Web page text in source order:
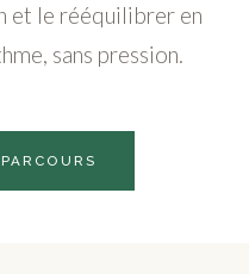
et le rééquilibrer en
sans pression.